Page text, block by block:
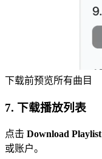
下载前预览所有曲目
7. 下载播放列表
点击 Download Playlist
或账户。